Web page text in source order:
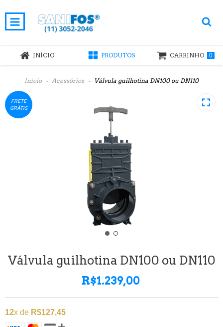
INÍCIO PRODUTOS CARRINHO 0
Início - Acessórios - Válvula guilhotina DN100 ou DN110
FRETE
GRÁTIS
Válvula guilhotina DN100 ou DN110
R$1.239,00
12x de R$127,45